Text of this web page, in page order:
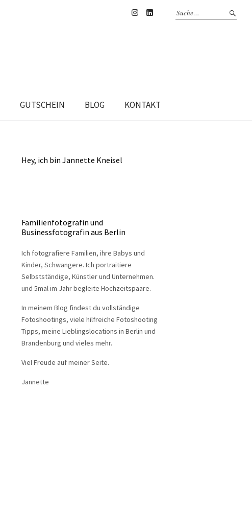
GUTSCHEIN BLOG KONTAKT
Hey, ich bin Jannette Kneisel
Familienfotografin und
Businessfotografin aus Berlin
Ich fotografiere Familien, ihre Babys und
Kinder, Schwangere. Ich portraitiere
Selbstständige, Künstler und Unternehmen.
und 5mal im Jahr begleite Hochzeitspaare.
In meinem Blog findest du vollständige
Fotoshootings, viele hilfreiche Fotoshooting
Tipps, meine Lieblingslocations in Berlin und
Brandenburg und vieles mehr.
Viel Freude auf meiner Seite.
Jannette